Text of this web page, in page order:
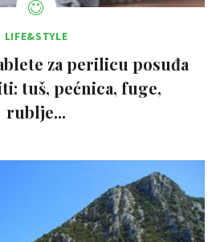
LIFE&STYLE
za perilicu posuđa
tuš, pećnica, fuge,
rublje...